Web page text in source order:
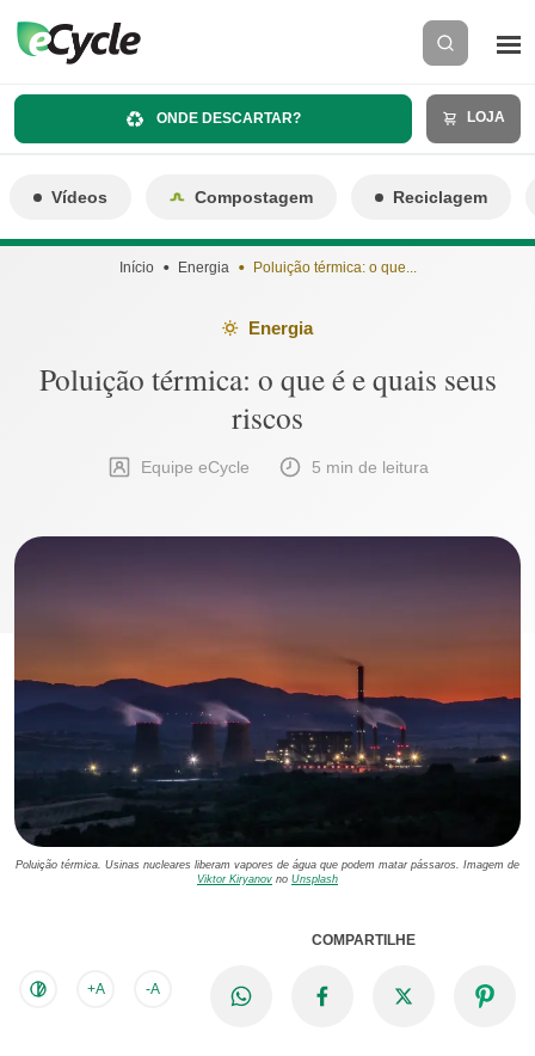
ONDE DESCARTAR? LOJA
Vídeos Compostagem Reciclagem
Início Energia Poluição térmica: o que...
Energia
Poluição térmica: o que é e quais seus
riscos
Equipe eCycle 5 min de leitura
Poluição térmica. Usinas nucleares liberam vapores de água que podem matar pássaros. Imagem de
Viktor Kiryanov no Unsplash
+A -A
COMPARTILHE